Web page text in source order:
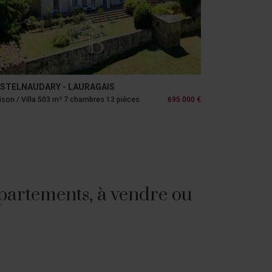
- LAURAGAIS
/ Villa 503 m² 7 chambres 13 pièces 695 000 €
à vendre ou